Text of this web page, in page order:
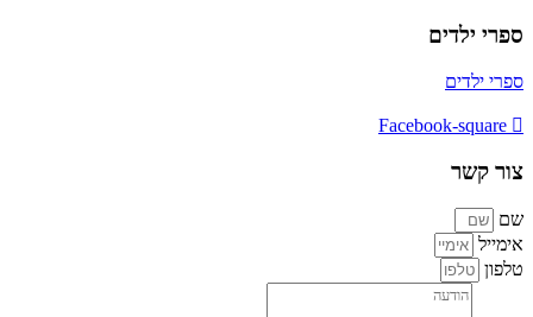
ספרי ילדים
ספרי ילדים
Facebook-square
צור קשר
שם
אימייל
טלפון